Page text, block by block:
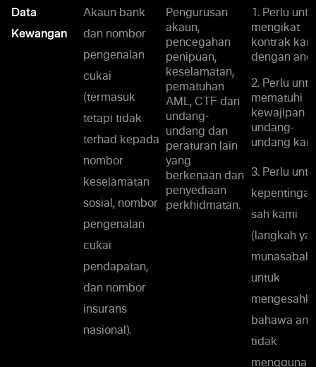
Data
Kewangan
Akaun bank
dan nombor
pengenalan
cukai
(termasuk
tetapi tidak
terhad kepada
nombor
keselamatan
sosial, nombor
pengenalan
cukai
pendapatan,
dan nombor
insurans
nasional).
Pengurusan
akaun,
pencegahan
penipuan,
keselamatan,
pematuhan
AML, CTF dan
undang-
undang dan
peraturan lain
yang
berkenaan dan
penyediaan
perkhidmatan.
1. Perlu
mengikat
kontrak
dengan
2. Perlu
mematuhi
kewajipan
undang-
undang
3. Perlu
kepentingan
sah kami
(langkah
munasabah
untuk
bahawa
tidak